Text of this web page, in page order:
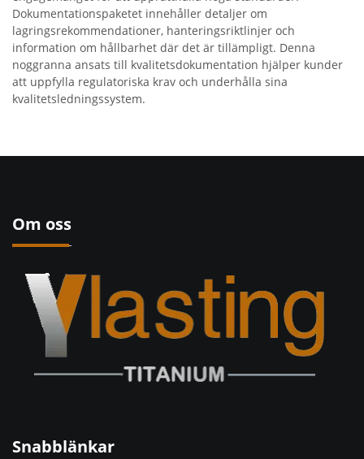
Dokumentationspaketet innehåller detaljer om
lagringsrekommendationer, hanteringsriktlinjer och
information om hållbarhet där det är tillämpligt. Denna
noggranna ansats till kvalitetsdokumentation hjälper kunder
att uppfylla regulatoriska krav och underhålla sina
kvalitetsledningssystem.
Om oss
Snabblänkar